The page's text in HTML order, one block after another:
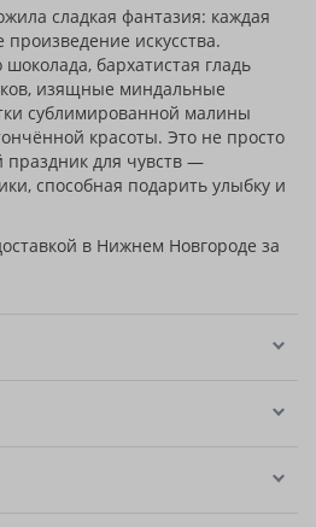
сладкая фантазия: каждая
искусства.
бархатистая гладь
изящные миндальные
сублимированной малины
красоты. Это не просто
праздник для чувств —
способная подарить улыбку и
в Нижнем Новгороде за